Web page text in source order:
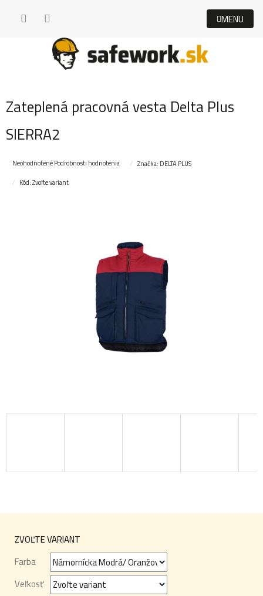
Zateplená pracovná vesta Delta Plus
SIERRA2
Priemerné
NeohodnotenéPodrobnosti hodnotenia Značka: DELTA PLUS
Kód:Zvoľte variant
ZVOĽTE VARIANT
Farba
Veľkosť